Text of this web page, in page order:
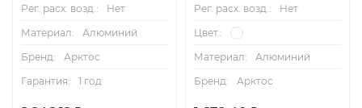
Рег. расх. возд.:
Нет
Материал:
Алюминий
Бренд:
Арктос
Гарантия:
1 год
Рег. расх. возд.:
Нет
Цвет.:
Материал:
Алюминий
Бренд:
Арктос